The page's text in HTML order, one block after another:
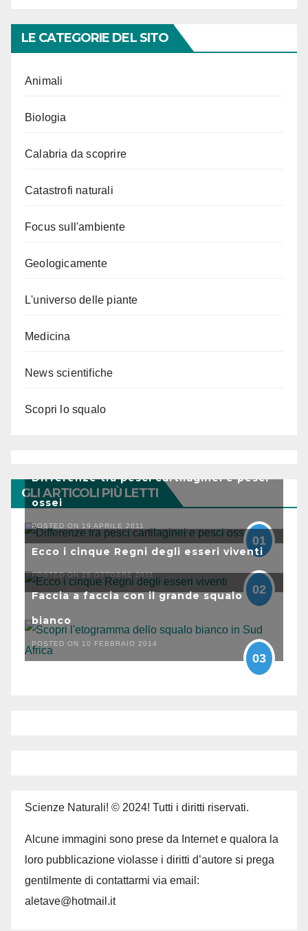
LE CATEGORIE DEL SITO
Animali
Biologia
Calabria da scoprire
Catastrofi naturali
Focus sull'ambiente
Geologicamente
L'universo delle piante
Medicina
News scientifiche
Scopri lo squalo
GLI ARTICOLI PIÙ LETTI
Differenze tra pesci cartilaginei e pesci
ossei
POSTED ON 19 APRILE 2011
01
Ecco i cinque Regni degli esseri viventi
POSTED ON 29 OTTOBRE 2011
02
Faccia a faccia con il grande squalo
bianco
POSTED ON 10 FEBBRAIO 2014
03
Scienze Naturali! © 2024! Tutti i diritti riservati.
Alcune immagini sono prese da Internet e qualora la
loro pubblicazione violasse i diritti d’autore si prega
gentilmente di contattarmi via email:
aletave@hotmail.it